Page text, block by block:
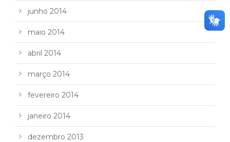
junho 2014
maio 2014
abril 2014
março 2014
fevereiro 2014
janeiro 2014
dezembro 2013